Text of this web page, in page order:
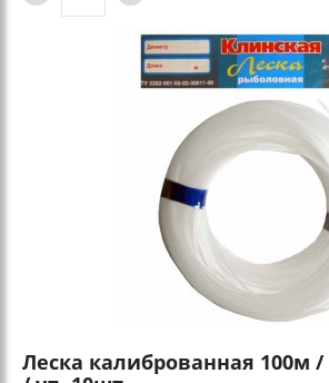
Леска калиброванная 100м /